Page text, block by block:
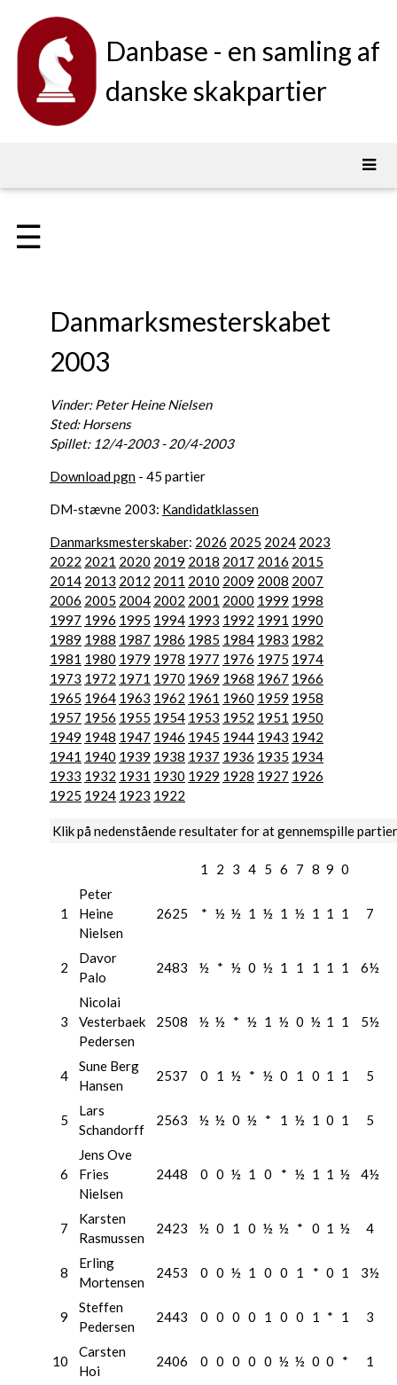
Danbase - en samling af
danske skakpartier
☰
Danmarksmesterskabet
2003
Vinder: Peter Heine Nielsen
Sted: Horsens
Spillet: 12/4-2003 - 20/4-2003
Download pgn - 45 partier
DM-stævne 2003: Kandidatklassen
Danmarksmesterskaber: 2026 2025 2024 2023
2022 2021 2020 2019 2018 2017 2016 2015
2014 2013 2012 2011 2010 2009 2008 2007
2006 2005 2004 2002 2001 2000 1999 1998
1997 1996 1995 1994 1993 1992 1991 1990
1989 1988 1987 1986 1985 1984 1983 1982
1981 1980 1979 1978 1977 1976 1975 1974
1973 1972 1971 1970 1969 1968 1967 1966
1965 1964 1963 1962 1961 1960 1959 1958
1957 1956 1955 1954 1953 1952 1951 1950
1949 1948 1947 1946 1945 1944 1943 1942
1941 1940 1939 1938 1937 1936 1935 1934
1933 1932 1931 1930 1929 1928 1927 1926
1925 1924 1923 1922
Klik på nedenstående resultater for at gennemspille partier
1 2 3 4 5 6 7 8 9 0
1
Peter
Heine
Nielsen
2625 * ½ ½ 1 ½ 1 ½ 1 1 1 7
2
Davor
Palo
2483 ½ * ½ 0 ½ 1 1 1 1 1 6½
3
Nicolai
Vesterbaek
Pedersen
2508 ½ ½ * ½ 1 ½ 0 ½ 1 1 5½
4
Sune Berg
Hansen
2537 0 1 ½ * ½ 0 1 0 1 1 5
5
Lars
Schandorff
2563 ½ ½ 0 ½ * 1 ½ 1 0 1 5
6
Jens Ove
Fries
Nielsen
2448 0 0 ½ 1 0 * ½ 1 1 ½ 4½
7
Karsten
Rasmussen
2423 ½ 0 1 0 ½ ½ * 0 1 ½ 4
8
Erling
Mortensen
2453 0 0 ½ 1 0 0 1 * 0 1 3½
9
Steffen
Pedersen
2443 0 0 0 0 1 0 0 1 * 1 3
10
Carsten
Hoi
2406 0 0 0 0 0 ½ ½ 0 0 * 1